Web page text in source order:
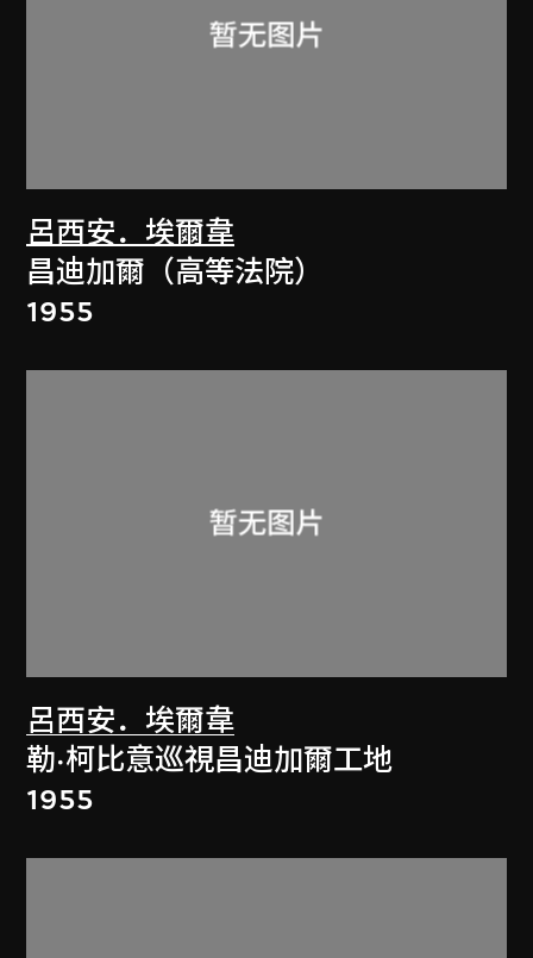
呂西安．埃爾韋
昌迪加爾（高等法院）
1955
呂西安．埃爾韋
勒·柯比意巡視昌迪加爾工地
1955